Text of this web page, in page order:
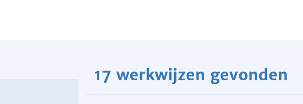
17 werkwijzen gevonden